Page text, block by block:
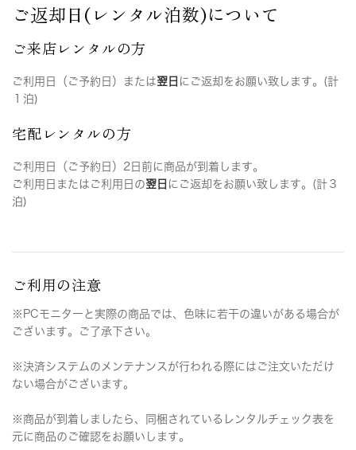
ご返却日(レンタル泊数)について
ご来店レンタルの方
ご利用日（ご予約日）または翌日 にご返却をお願い致します。(計
１泊)
宅配レンタルの方
ご利用日（ご予約日）2日前に商品が到着します。
ご利用日またはご利用日の翌日 にご返却をお願い致します。(計３
泊)
ご利用の注意
※PCモニターと実際の商品では、色味に若干の違いがある場合が
ございます。ご了承下さい。
※決済システムのメンテナンスが行われる際にはご注文いただけ
ない場合がございます。
※商品が到着しましたら、同梱されているレンタルチェック表を
元に商品のご確認をお願いします。